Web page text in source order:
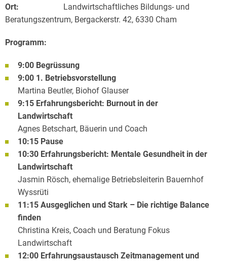
Ort: Landwirtschaftliches Bildungs- und
Beratungszentrum, Bergackerstr. 42, 6330 Cham
Programm:
9:00 Begrüssung
9:00 1. Betriebsvorstellung
Martina Beutler, Biohof Glauser
9:15 Erfahrungsbericht: Burnout in der
Landwirtschaft
Agnes Betschart, Bäuerin und Coach
10:15 Pause
10:30 Erfahrungsbericht: Mentale Gesundheit in der
Landwirtschaft
Jasmin Rösch, ehemalige Betriebsleiterin Bauernhof
Wyssrüti
11:15 Ausgeglichen und Stark – Die richtige Balance
finden
Christina Kreis, Coach und Beratung Fokus
Landwirtschaft
12:00 Erfahrungsaustausch Zeitmanagement und